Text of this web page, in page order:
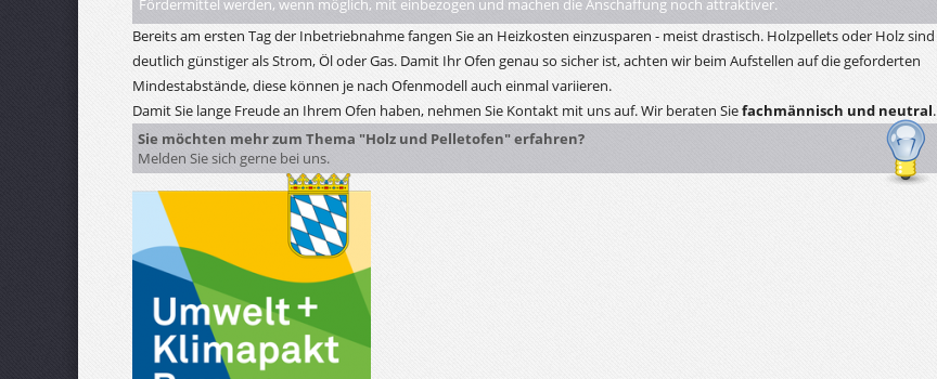
Fördermittel werden, wenn möglich, mit einbezogen und machen die Anschaffung noch attraktiver.
Bereits am ersten Tag der Inbetriebnahme fangen Sie an Heizkosten einzusparen - meist drastisch. Holzpellets oder Holz sind
deutlich günstiger als Strom, Öl oder Gas. Damit Ihr Ofen genau so sicher ist, achten wir beim Aufstellen auf die geforderten
Mindestabstände, diese können je nach Ofenmodell auch einmal variieren.
Damit Sie lange Freude an Ihrem Ofen haben, nehmen Sie Kontakt mit uns auf. Wir beraten Siefachmännisch und neutral.
Sie möchten mehr zum Thema "Holz und Pelletofen" erfahren?
Melden Sie sich gerne bei uns.